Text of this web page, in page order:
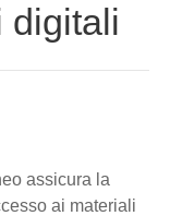
digitali
assicura la
ai materiali